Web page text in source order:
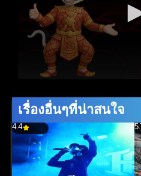
เรื่องอื่นๆที่น่าสนใจ
4.4